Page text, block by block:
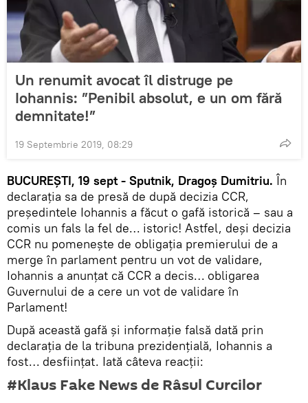
Un renumit avocat îl distruge pe
Iohannis: ”Penibil absolut, e un om fără
demnitate!”
19 Septembrie 2019, 08:29
BUCUREȘTI, 19 sept - Sputnik, Dragoș Dumitriu. În
declarația sa de presă de după decizia CCR,
președintele Iohannis a făcut o gafă istorică – sau a
comis un fals la fel de… istoric! Astfel, deși decizia
CCR nu pomenește de obligația premierului de a
merge în parlament pentru un vot de validare,
Iohannis a anunțat că CCR a decis… obligarea
Guvernului de a cere un vot de validare în
Parlament!
După această gafă și informație falsă dată prin
declarația de la tribuna prezidențială, Iohannis a
fost… desființat. Iată câteva reacții:
#Klaus Fake News de Râsul Curcilor